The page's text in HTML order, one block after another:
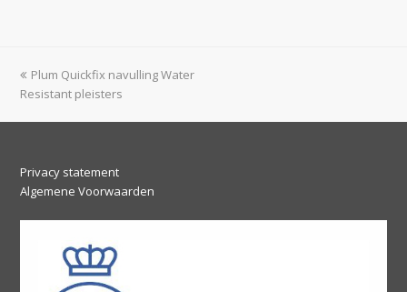
previous
post:
Plum Quickfix navulling Water
Resistant pleisters
Privacy statement
Algemene Voorwaarden